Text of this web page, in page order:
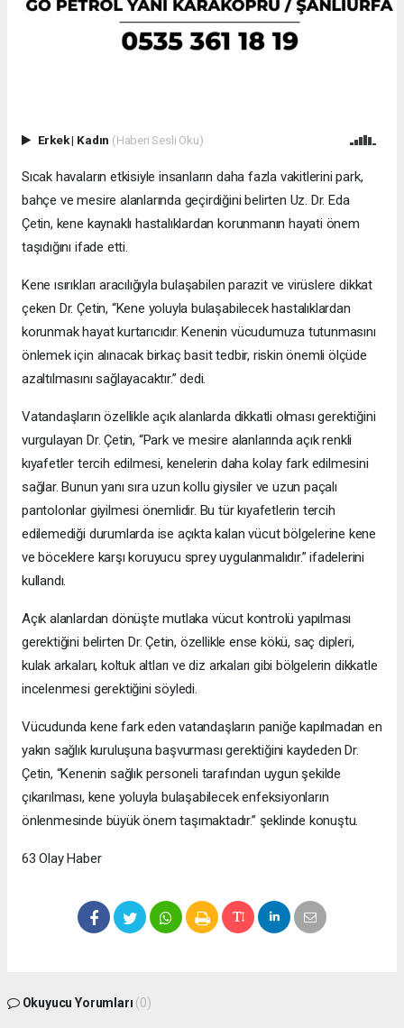
Erkek| Kadın (Haberi Sesli Oku)
Sıcak havaların etkisiyle insanların daha fazla vakitlerini park,
bahçe ve mesire alanlarında geçirdiğini belirten Uz. Dr. Eda
Çetin, kene kaynaklı hastalıklardan korunmanın hayati önem
taşıdığını ifade etti.
Kene ısırıkları aracılığıyla bulaşabilen parazit ve virüslere dikkat
çeken Dr. Çetin, “Kene yoluyla bulaşabilecek hastalıklardan
korunmak hayat kurtarıcıdır. Kenenin vücudumuza tutunmasını
önlemek için alınacak birkaç basit tedbir, riskin önemli ölçüde
azaltılmasını sağlayacaktır.” dedi.
Vatandaşların özellikle açık alanlarda dikkatli olması gerektiğini
vurgulayan Dr. Çetin, “Park ve mesire alanlarında açık renkli
kıyafetler tercih edilmesi, kenelerin daha kolay fark edilmesini
sağlar. Bunun yanı sıra uzun kollu giysiler ve uzun paçalı
pantolonlar giyilmesi önemlidir. Bu tür kıyafetlerin tercih
edilemediği durumlarda ise açıkta kalan vücut bölgelerine kene
ve böceklere karşı koruyucu sprey uygulanmalıdır.” ifadelerini
kullandı.
Açık alanlardan dönüşte mutlaka vücut kontrolü yapılması
gerektiğini belirten Dr. Çetin, özellikle ense kökü, saç dipleri,
kulak arkaları, koltuk altları ve diz arkaları gibi bölgelerin dikkatle
incelenmesi gerektiğini söyledi.
Vücudunda kene fark eden vatandaşların paniğe kapılmadan en
yakın sağlık kuruluşuna başvurması gerektiğini kaydeden Dr.
Çetin, “Kenenin sağlık personeli tarafından uygun şekilde
çıkarılması, kene yoluyla bulaşabilecek enfeksiyonların
önlenmesinde büyük önem taşımaktadır.” şeklinde konuştu.
63 Olay Haber
Okuyucu Yorumları (0)